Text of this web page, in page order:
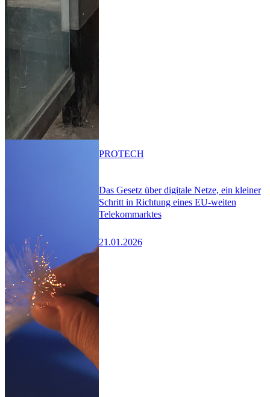
Das Gesetz über digitale Netze, ein kleiner
Schritt in Richtung eines EU-weiten
Telekommarktes
21.01.2026
PROTECH